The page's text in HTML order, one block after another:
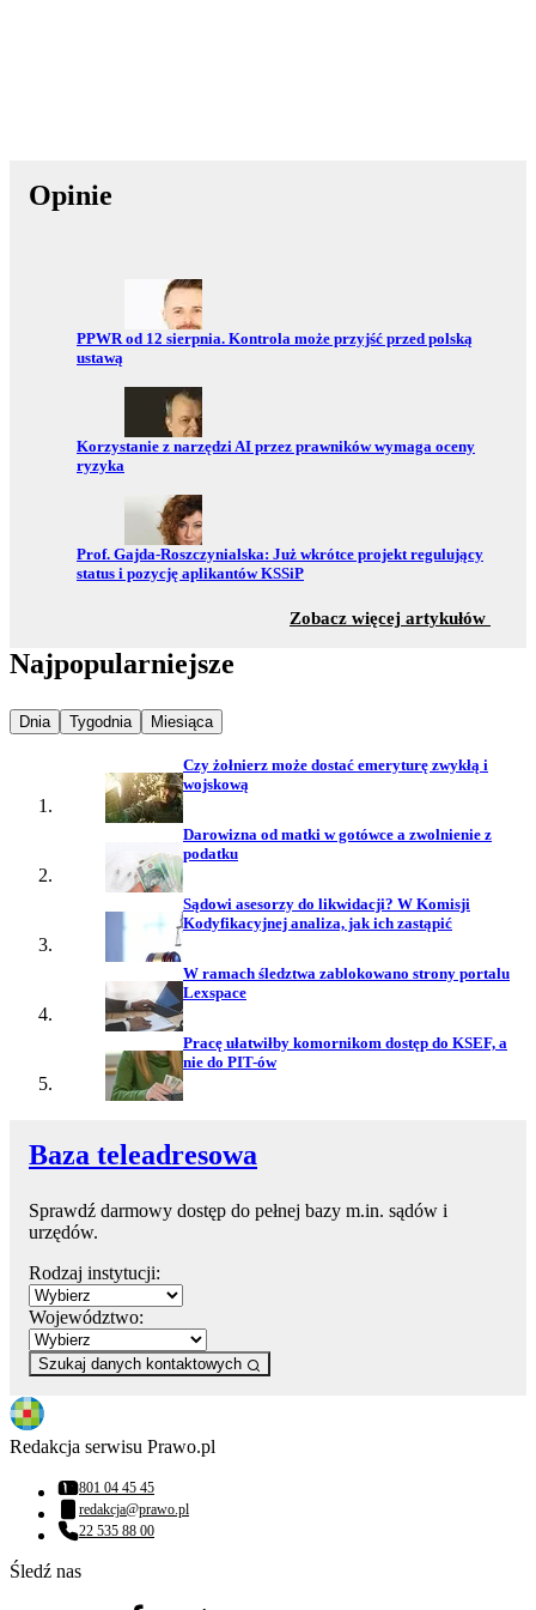
Opinie
Przejdź do:
PPWR od 12 sierpnia. Kontrola może przyjść przed polską
ustawą
Przejdź do:
Korzystanie z narzędzi AI przez prawników wymaga oceny
ryzyka
Przejdź do:
Prof. Gajda-Roszczynialska: Już wkrótce projekt regulujący
status i pozycję aplikantów KSSiP
Zobacz więcej artykułów
Najpopularniejsze
Najpopularniejsze wiadomości z
Dnia Najpopularniejsze wiadomości z
Tygodnia Najpopularniejsze wiadomości z
Miesiąca
Czy żołnierz może dostać emeryturę zwykłą i
wojskową
Darowizna od matki w gotówce a zwolnienie z
podatku
Sądowi asesorzy do likwidacji? W Komisji
Kodyfikacyjnej analiza, jak ich zastąpić
W ramach śledztwa zablokowano strony portalu
Lexspace
Pracę ułatwiłby komornikom dostęp do KSEF, a
nie do PIT-ów
Baza teleadresowa
Sprawdź darmowy dostęp do pełnej bazy m.in. sądów i
urzędów.
Rodzaj instytucji:
Województwo:
Szukaj danych kontaktowych
Redakcja serwisu Prawo.pl
Numer telefonu:
801 04 45 45
Adres email:
redakcja@prawo.pl
Numer telefonu:
22 535 88 00
Śledź nas